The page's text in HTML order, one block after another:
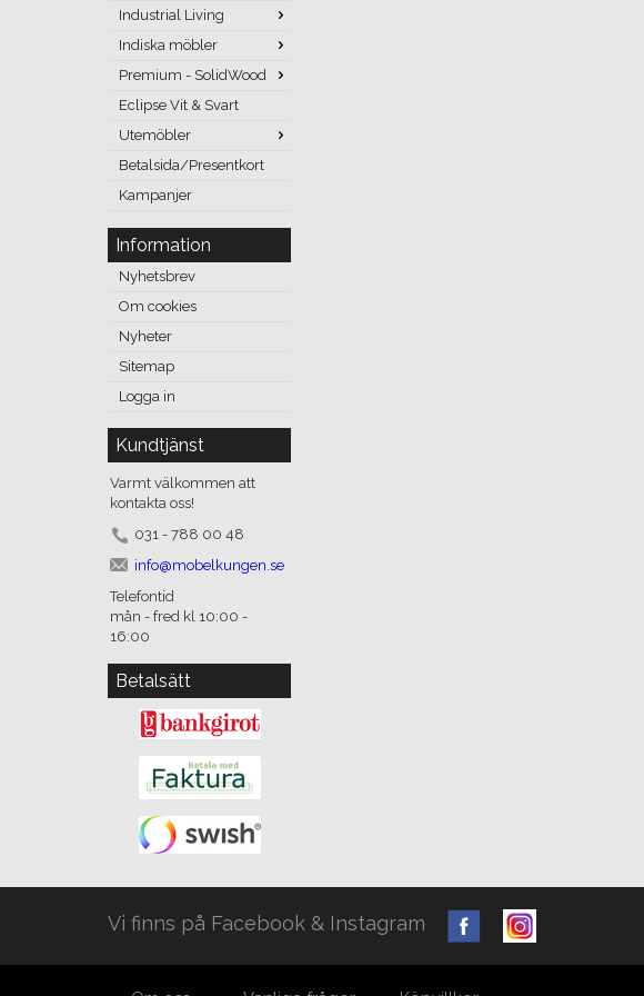
Industrial Living
Indiska möbler
Premium - SolidWood
Eclipse Vit & Svart
Utemöbler
Betalsida/Presentkort
Kampanjer
Information
Nyhetsbrev
Om cookies
Nyheter
Sitemap
Logga in
Kundtjänst
Varmt välkommen att
kontakta oss!
031 - 788 00 48
info@mobelkungen.se
Telefontid
mån - fred kl 10:00 -
16:00
Betalsätt
Vi finns på Facebook & Instagram